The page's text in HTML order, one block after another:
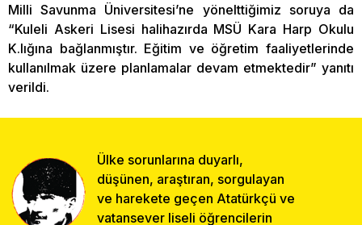
Milli Savunma Üniversitesi’ne yönelttiğimiz soruya da
“Kuleli Askeri Lisesi halihazırda MSÜ Kara Harp Okulu
K.lığına bağlanmıştır. Eğitim ve öğretim faaliyetlerinde
kullanılmak üzere planlamalar devam etmektedir” yanıtı
verildi.
Ülke sorunlarına duyarlı,
düşünen, araştıran, sorgulayan
ve harekete geçen Atatürkçü ve
vatansever liseli öğrencilerin